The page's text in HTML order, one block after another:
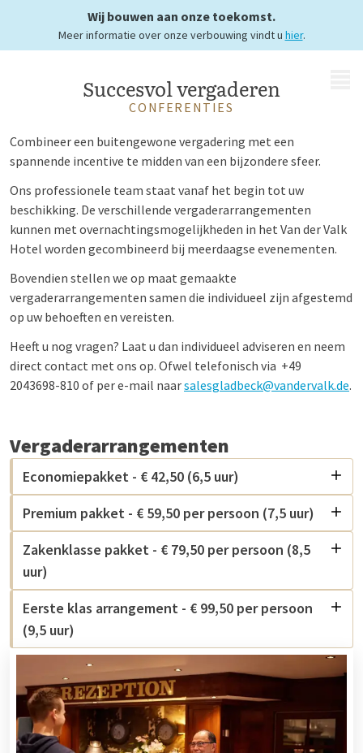
Wij bouwen aan onze toekomst.
Meer informatie over onze verbouwing vindt u hier.
mogelijkheden
Succesvol vergaderen
CONFERENTIES
Combineer een buitengewone vergadering met een
spannende incentive te midden van een bijzondere sfeer.
Ons professionele team staat vanaf het begin tot uw
beschikking. De verschillende vergaderarrangementen
kunnen met overnachtingsmogelijkheden in het Van der Valk
Hotel worden gecombineerd bij meerdaagse evenementen.
Bovendien stellen we op maat gemaakte
vergaderarrangementen samen die individueel zijn afgestemd
op uw behoeften en vereisten.
Heeft u nog vragen? Laat u dan individueel adviseren en neem
direct contact met ons op. Ofwel telefonisch via +49
2043698-810 of per e-mail naarsalesgladbeck@vandervalk.de.
Vergaderarrangementen
Economiepakket - € 42,50 (6,5 uur)
Premium pakket - € 59,50 per persoon (7,5 uur)
Zakenklasse pakket - € 79,50 per persoon (8,5
uur)
Eerste klas arrangement - € 99,50 per persoon
(9,5 uur)